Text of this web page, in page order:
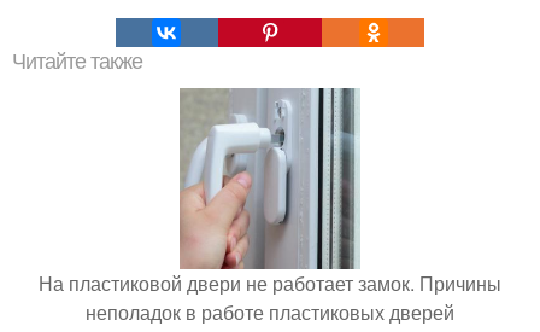
Читайте также
На пластиковой двери не работает замок. Причины
неполадок в работе пластиковых дверей